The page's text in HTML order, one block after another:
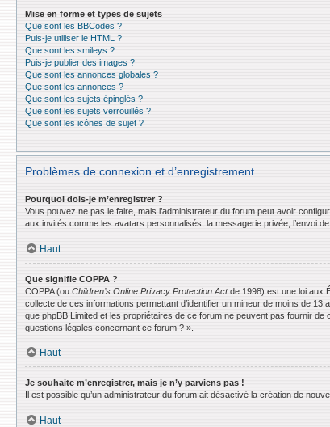
Mise en forme et types de sujets
Que sont les BBCodes ?
Puis-je utiliser le HTML ?
Que sont les smileys ?
Puis-je publier des images ?
Que sont les annonces globales ?
Que sont les annonces ?
Que sont les sujets épinglés ?
Que sont les sujets verrouillés ?
Que sont les icônes de sujet ?
Problèmes de connexion et d’enregistrement
Pourquoi dois-je m’enregistrer ?
Vous pouvez ne pas le faire, mais l’administrateur du forum peut avoir
aux invités comme les avatars personnalisés, la messagerie privée, l’envoi
Haut
Que signifie COPPA ?
COPPA (ou Children’s Online Privacy Protection Actde 1998) est une loi aux
collecte de ces informations permettant d’identifier un mineur de moins de
que phpBB Limited et les propriétaires de ce forum ne peuvent pas fournir
questions légales concernant ce forum ? ».
Haut
Je souhaite m’enregistrer, mais je n’y parviens pas !
Il est possible qu’un administrateur du forum ait désactivé la création de
Haut